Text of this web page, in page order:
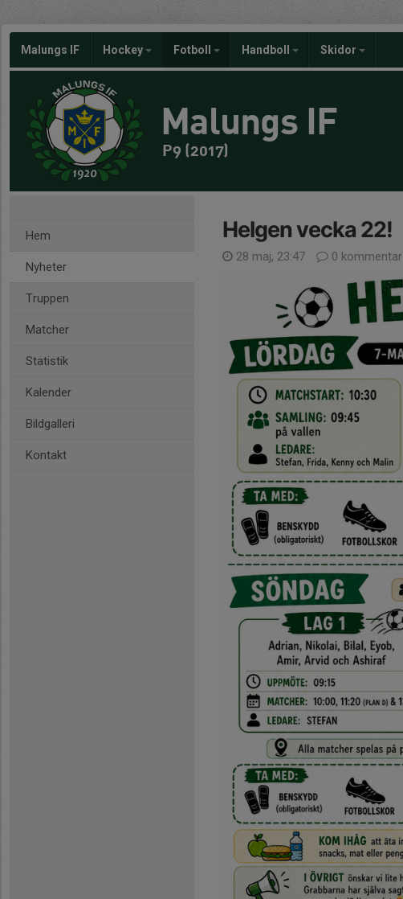
Malungs IF Hockey Fotboll Handboll Skidor
Malungs IF
P9 (2017)
Hem
Nyheter
Truppen
Matcher
Statistik
Kalender
Bildgalleri
Kontakt
Helgen vecka 22!
28 maj, 23:47 0